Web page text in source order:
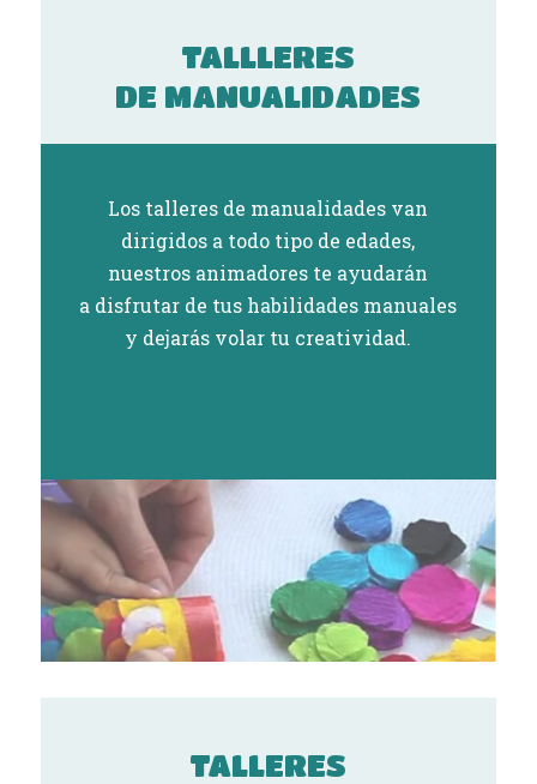
TALLLERES
DE MANUALIDADES
Los talleres de manualidades van
dirigidos a todo tipo de edades,
nuestros animadores te ayudarán
a disfrutar de tus habilidades manuales
y dejarás volar tu creatividad.
TALLERES